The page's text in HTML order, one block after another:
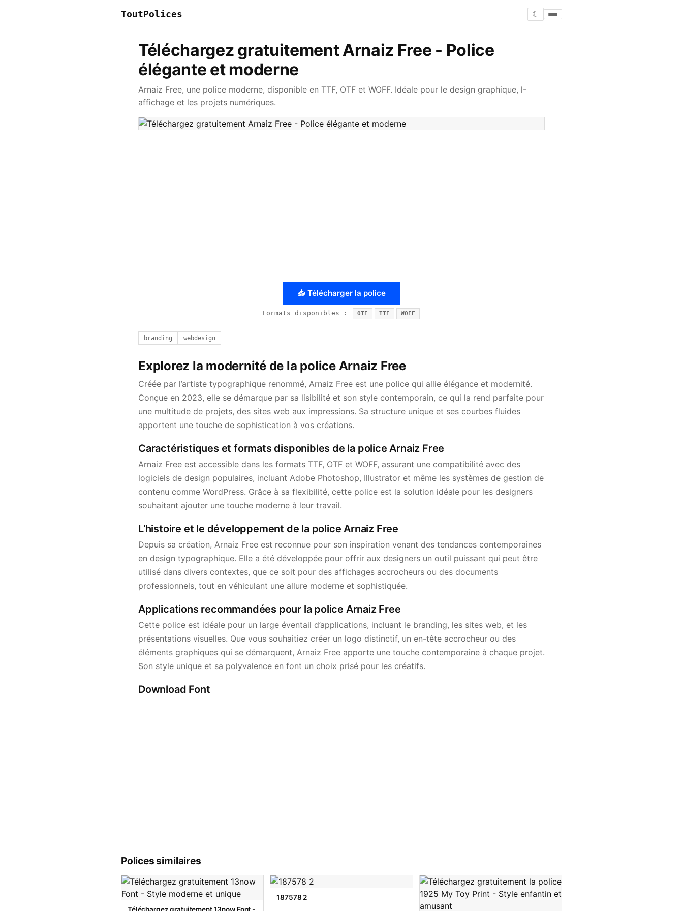
ToutPolices ☾
Téléchargez gratuitement Arnaiz Free - Police
élégante et moderne
Arnaiz Free, une police moderne, disponible en TTF, OTF et WOFF. Idéale pour le design graphique, l-
affichage et les projets numériques.
📥 Télécharger la police
Formats disponibles : OTF TTF WOFF
branding webdesign
Explorez la modernité de la police Arnaiz Free
Créée par l’artiste typographique renommé, Arnaiz Free est une police qui allie élégance et modernité.
Conçue en 2023, elle se démarque par sa lisibilité et son style contemporain, ce qui la rend parfaite pour
une multitude de projets, des sites web aux impressions. Sa structure unique et ses courbes fluides
apportent une touche de sophistication à vos créations.
Caractéristiques et formats disponibles de la police Arnaiz Free
Arnaiz Free est accessible dans les formats TTF, OTF et WOFF, assurant une compatibilité avec des
logiciels de design populaires, incluant Adobe Photoshop, Illustrator et même les systèmes de gestion de
contenu comme WordPress. Grâce à sa flexibilité, cette police est la solution idéale pour les designers
souhaitant ajouter une touche moderne à leur travail.
L’histoire et le développement de la police Arnaiz Free
Depuis sa création, Arnaiz Free est reconnue pour son inspiration venant des tendances contemporaines
en design typographique. Elle a été développée pour offrir aux designers un outil puissant qui peut être
utilisé dans divers contextes, que ce soit pour des affichages accrocheurs ou des documents
professionnels, tout en véhiculant une allure moderne et sophistiquée.
Applications recommandées pour la police Arnaiz Free
Cette police est idéale pour un large éventail d’applications, incluant le branding, les sites web, et les
présentations visuelles. Que vous souhaitiez créer un logo distinctif, un en-tête accrocheur ou des
éléments graphiques qui se démarquent, Arnaiz Free apporte une touche contemporaine à chaque projet.
Son style unique et sa polyvalence en font un choix prisé pour les créatifs.
Download Font
Polices similaires
187578 2